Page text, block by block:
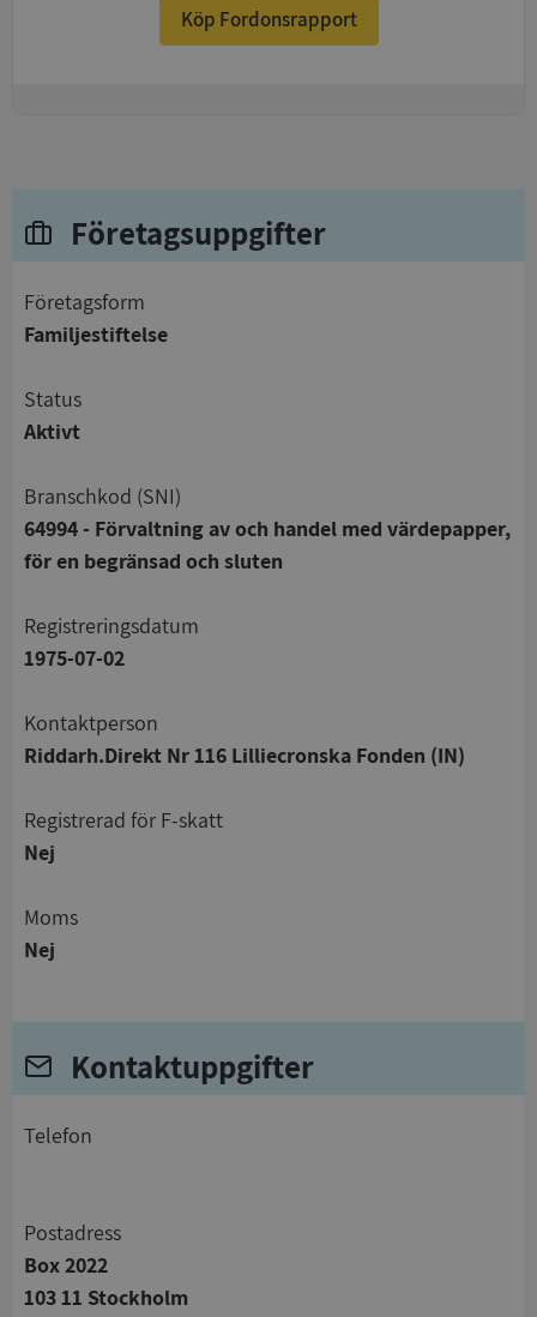
Köp Fordonsrapport
Företagsuppgifter
företagsform
Familjestiftelse
status
Aktivt
branschkod (SNI)
64994 - Förvaltning av och handel med värdepapper,
för en begränsad och sluten
registreringsdatum
1975-07-02
Kontaktperson
Riddarh.Direkt Nr 116 Lilliecronska Fonden (IN)
registrerad för F-skatt
Nej
Moms
Nej
Kontaktuppgifter
telefon
Postadress
Box 2022
103 11 Stockholm